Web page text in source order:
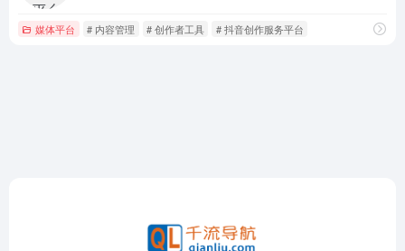
媒体平台 # 内容管理 # 创作者工具 # 抖音创作服务平台